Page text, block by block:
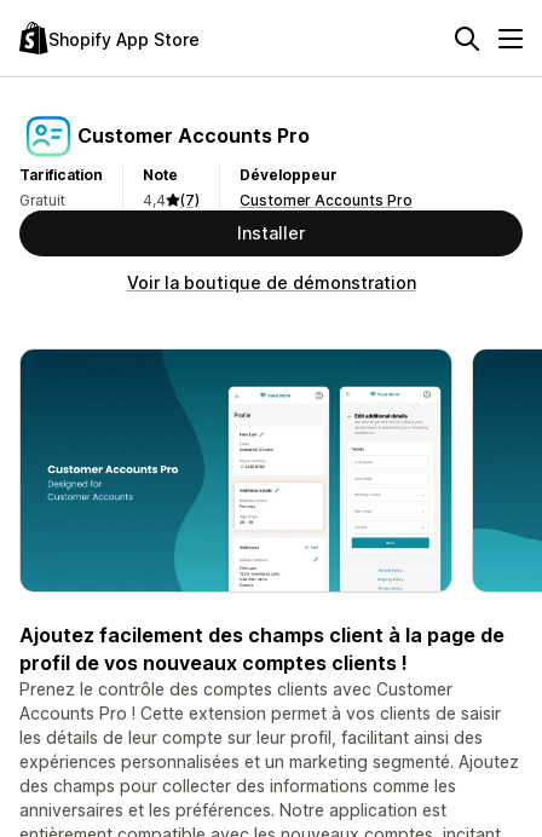
Shopify App Store
Customer Accounts Pro
Tarification
Gratuit
Note
4,4
(7)
Développeur
Customer Accounts Pro
Installer
Voir la boutique de démonstration
Ajoutez facilement des champs client à la page de
profil de vos nouveaux comptes clients !
Prenez le contrôle des comptes clients avec Customer
Accounts Pro ! Cette extension permet à vos clients de saisir
les détails de leur compte sur leur profil, facilitant ainsi des
expériences personnalisées et un marketing segmenté. Ajoutez
des champs pour collecter des informations comme les
anniversaires et les préférences. Notre application est